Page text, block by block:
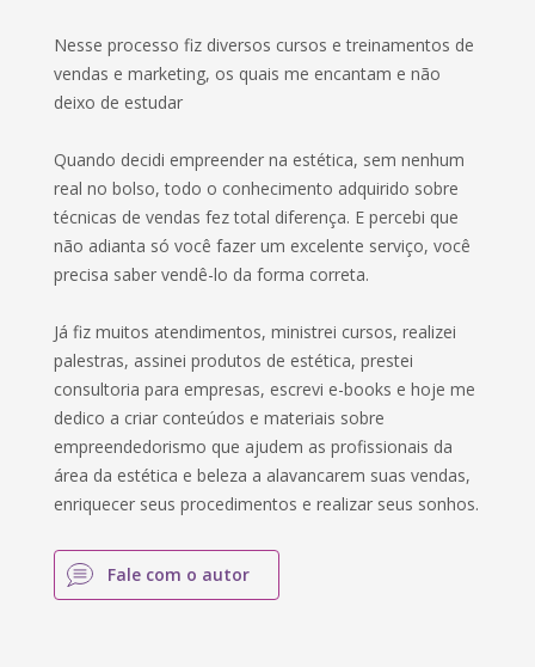
Nesse processo fiz diversos cursos e treinamentos de
vendas e marketing, os quais me encantam e não
deixo de estudar
Quando decidi empreender na estética, sem nenhum
real no bolso, todo o conhecimento adquirido sobre
técnicas de vendas fez total diferença. E percebi que
não adianta só você fazer um excelente serviço, você
precisa saber vendê-lo da forma correta.
Já fiz muitos atendimentos, ministrei cursos, realizei
palestras, assinei produtos de estética, prestei
consultoria para empresas, escrevi e-books e hoje me
dedico a criar conteúdos e materiais sobre
empreendedorismo que ajudem as profissionais da
área da estética e beleza a alavancarem suas vendas,
enriquecer seus procedimentos e realizar seus sonhos.
Fale com o autor